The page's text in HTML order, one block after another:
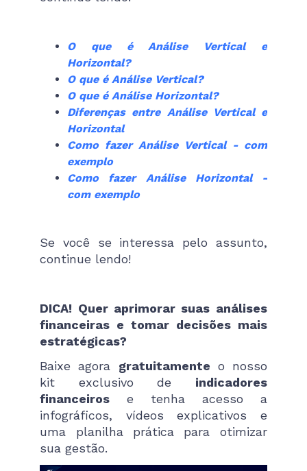
O que é Análise Vertical e
Horizontal?
O que é Análise Vertical?
O que é Análise Horizontal?
Diferenças entre Análise Vertical e
Horizontal
Como fazer Análise Vertical - com
exemplo
Como fazer Análise Horizontal -
com exemplo
Se você se interessa pelo assunto,
continue lendo!
DICA! Quer aprimorar suas análises
financeiras e tomar decisões mais
estratégicas?
Baixe agora gratuitamente o nosso
kit exclusivo de indicadores
financeiros e tenha acesso a
infográficos, vídeos explicativos e
uma planilha prática para otimizar
sua gestão.